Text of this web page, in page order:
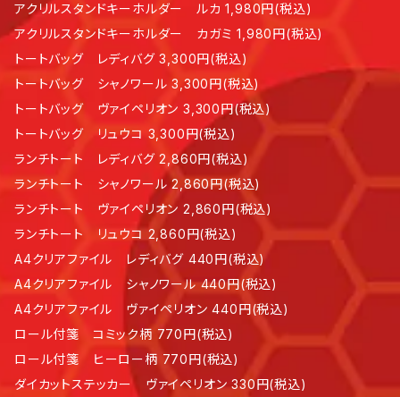
アクリルスタンドキーホルダー ルカ 1,980円(税込)
アクリルスタンドキーホルダー カガミ 1,980円(税込)
トートバッグ レディバグ 3,300円(税込)
トートバッグ シャノワール 3,300円(税込)
トートバッグ ヴァイペリオン 3,300円(税込)
トートバッグ リュウコ 3,300円(税込)
ランチトート レディバグ 2,860円(税込)
ランチトート シャノワール 2,860円(税込)
ランチトート ヴァイペリオン 2,860円(税込)
ランチトート リュウコ 2,860円(税込)
A4クリアファイル レディバグ 440円(税込)
A4クリアファイル シャノワール 440円(税込)
A4クリアファイル ヴァイペリオン 440円(税込)
ロール付箋 コミック柄 770円(税込)
ロール付箋 ヒーロー柄 770円(税込)
ダイカットステッカー ヴァイペリオン 330円(税込)